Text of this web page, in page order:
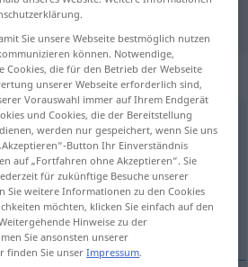
: Femininum
anklicken/antippen)
Sie unsere Webseite bestmöglich nutzen
können. Notwendige,
Cookies, die für den Betrieb der Webseite
unserer Webseite erforderlich sind,
Vorauswahl immer auf Ihrem Endgerät
und Cookies, die der Bereitstellung
werden nur gespeichert, wenn Sie uns
Button Ihr Einverständnis
auf „Fortfahren ohne Akzeptieren“. Sie
für zukünftige Besuche unserer
Sie weitere Informationen zu den Cookies
möchten, klicken Sie einfach auf den
Hinweise zu der
Sie ansonsten unserer
finden Sie unserImpressum.